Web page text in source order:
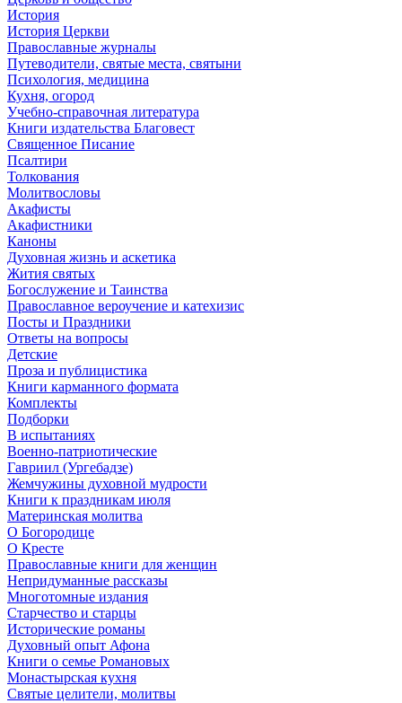
История
История Церкви
Православные журналы
Путеводители, святые места, святыни
Психология, медицина
Кухня, огород
Учебно-справочная литература
Книги издательства Благовест
Священное Писание
Псалтири
Толкования
Молитвословы
Акафисты
Акафистники
Каноны
Духовная жизнь и аскетика
Жития святых
Богослужение и Таинства
Православное вероучение и катехизис
Посты и Праздники
Ответы на вопросы
Детские
Проза и публицистика
Книги карманного формата
Комплекты
Подборки
В испытаниях
Военно-патриотические
Гавриил (Ургебадзе)
Жемчужины духовной мудрости
Книги к праздникам июля
Материнская молитва
О Богородице
О Кресте
Православные книги для женщин
Непридуманные рассказы
Многотомные издания
Старчество и старцы
Исторические романы
Духовный опыт Афона
Книги о семье Романовых
Монастырская кухня
Святые целители, молитвы